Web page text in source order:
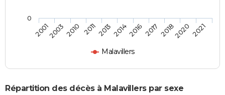
Malavillers
200120032010 20112013201420162017 20182020 2021
0
Répartition des décès à Malavillers par sexe